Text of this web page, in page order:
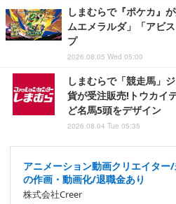
しまむらで『ポケカ』
ムエメラルダ」「アビ
プ
2026.08.05 Wed 05:00
しまむらで「競走馬」
貨が受注販売!トウカイ
ど名馬5頭をデザイン
2026.08.04 Tue 05:35
アニメーション動画クリエイタ
の作画・動画化/退職金あり
株式会社Creer